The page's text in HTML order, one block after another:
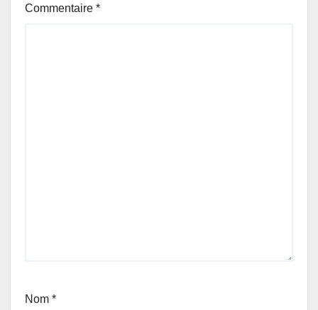
Commentaire *
Nom *